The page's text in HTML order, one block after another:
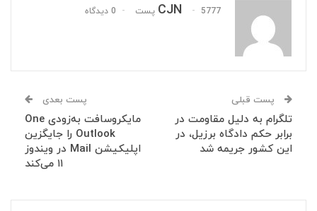
CJN 5777 پست 0 دیدگاه
پست قبلی
تلگرام به‌ دلیل مقاومت در
برابر حکم دادگاه برزیل، در
این کشور جریمه شد
پست بعدی
مایکروسافت به‌زودی One
Outlook را جایگزین
اپلیکیشن Mail در ویندوز
۱۱ می‌کند